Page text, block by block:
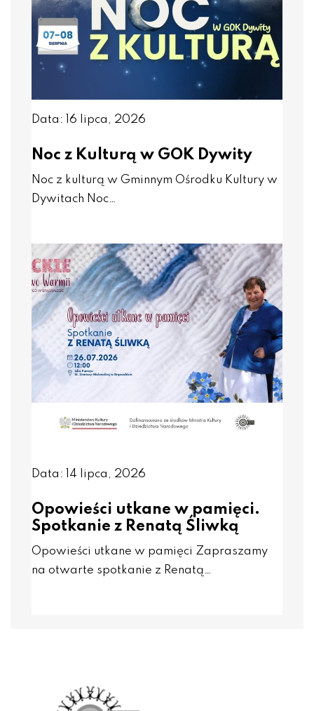
Data: 16 lipca, 2026
Noc z Kulturą w GOK Dywity
Noc z kulturą w Gminnym Ośrodku Kultury w
Dywitach Noc…
Data: 14 lipca, 2026
Opowieści utkane w pamięci.
Spotkanie z Renatą Śliwką
Opowieści utkane w pamięci Zapraszamy
na otwarte spotkanie z Renatą…